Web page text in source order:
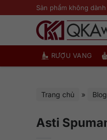
qua
Sản phẩm không
RƯỢU VANG
Trang chủ » Blog
Asti